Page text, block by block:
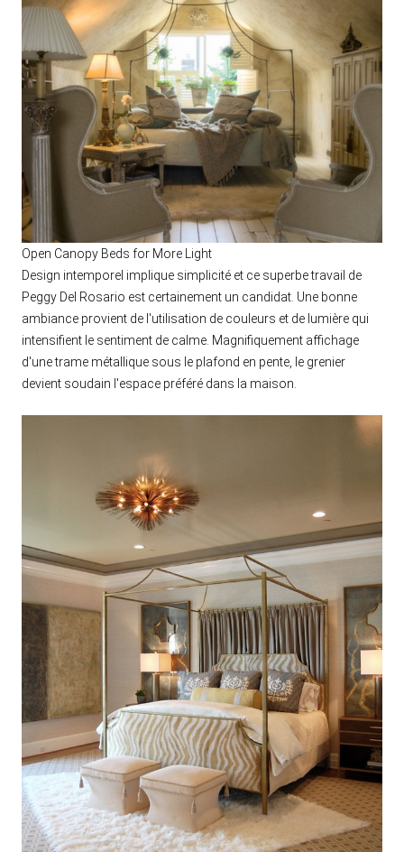
Open Canopy Beds for More Light
Design intemporel implique simplicité et ce superbe travail de
Peggy Del Rosario est certainement un candidat. Une bonne
ambiance provient de l'utilisation de couleurs et de lumière qui
intensifient le sentiment de calme. Magnifiquement affichage
d'une trame métallique sous le plafond en pente, le grenier
devient soudain l'espace préféré dans la maison.